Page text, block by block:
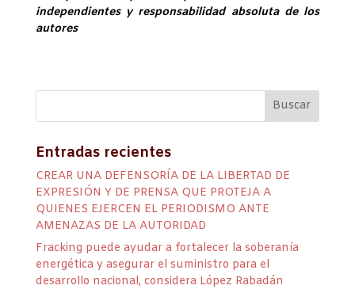
independientes y responsabilidad absoluta de los
autores
Entradas recientes
CREAR UNA DEFENSORÍA DE LA LIBERTAD DE
EXPRESIÓN Y DE PRENSA QUE PROTEJA A
QUIENES EJERCEN EL PERIODISMO ANTE
AMENAZAS DE LA AUTORIDAD
Fracking puede ayudar a fortalecer la soberanía
energética y asegurar el suministro para el
desarrollo nacional, considera López Rabadán